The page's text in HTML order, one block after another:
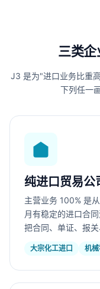
三类企
J3 是为"进口业务比重
下列任一
纯进口贸易公
主营业务 100% 是
月有稳定的进口合
把合同、单证、报关
大宗化工进口 机